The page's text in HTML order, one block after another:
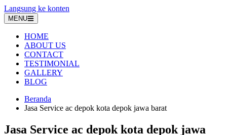
Langsung ke konten
MENU
HOME
ABOUT US
CONTACT
TESTIMONIAL
GALLERY
BLOG
Beranda
Jasa Service ac depok kota depok jawa barat
Jasa Service ac depok kota depok jawa